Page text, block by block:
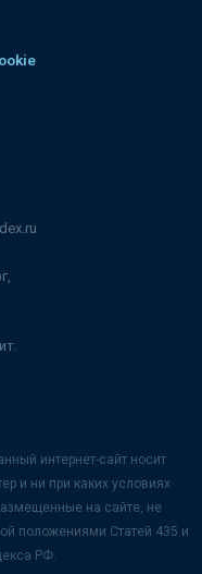
интернет-сайт носит
и ни при каких условиях
на сайте, не
положениями Статей 435 и
РФ.